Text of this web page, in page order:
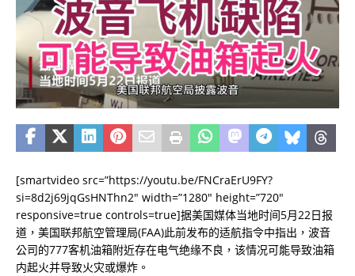
[smartvideo src=”https://youtu.be/FNCraErU9FY?
si=8d2j69jqGsHNThn2″ width=”1280″ height=”720″
responsive=true controls=true]据美国媒体当地时间5月22日报
道，美国联邦航空管理局(FAA)此前发布的适航指令中指出，波音
公司的777客机油箱附近存在电气绝缘不良，该情况可能导致油箱
内起火并导致火灾或爆炸。